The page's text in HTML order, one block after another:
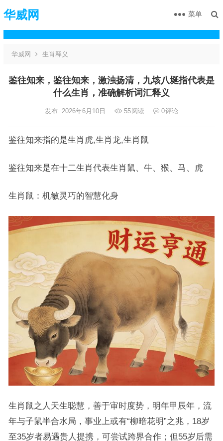
华威网 菜单
华威网 生肖释义
鉴往知来，鉴往知来，激浊扬清，九垓八埏指代表是
什么生肖，准确解析词汇释义
发布: 2026年6月10日 55阅读 0评论
鉴往知来指的是生肖虎,生肖龙,生肖鼠
鉴往知来是在十二生肖代表生肖鼠、牛、猴、马、虎
生肖鼠：机敏灵巧的智慧化身
生肖鼠之人天生聪慧，善于审时度势，明年甲辰年，流
年与子鼠半合水局，事业上或有“柳暗花明”之兆，18岁
至35岁者易遇贵人提携，可尝试跨界合作；但55岁后需